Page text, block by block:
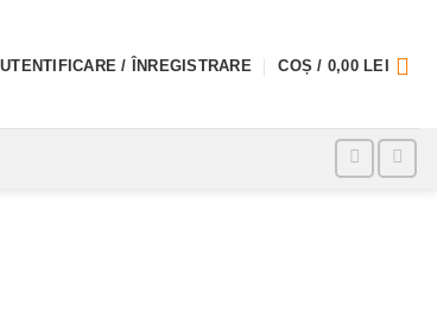
/ ÎNREGISTRARE COȘ / 0,00LEI